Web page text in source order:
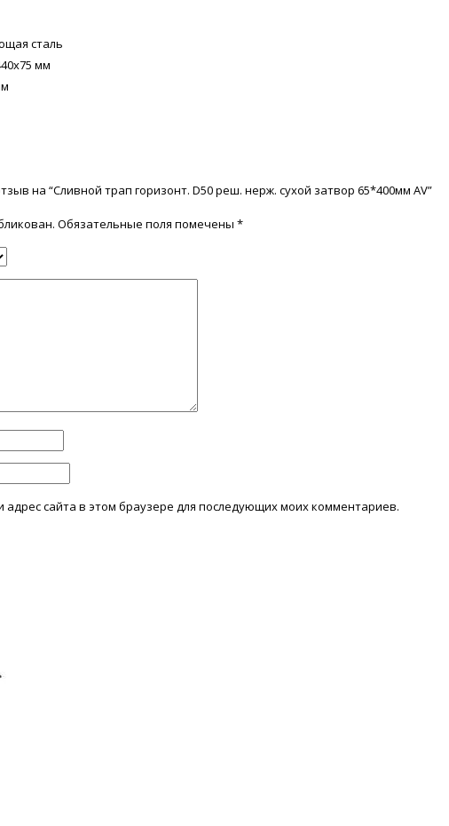
сталь
мм
на “Сливной трап горизонт. D50 реш. нерж. сухой затвор 65*400мм AV”
Обязательные поля помечены*
адрес сайта в этом браузере для последующих моих комментариев.